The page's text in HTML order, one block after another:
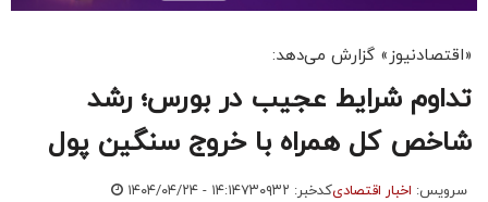
«اقتصادنیوز» گزارش می‌دهد:
تداوم شرایط عجیب در بورس؛ رشد
شاخص کل همراه با خروج سنگین پول
سرویس: اخبار اقتصادیکدخبر: ۷۳۰۹۳۲ ۱۴۰۴/۰۴/۲۴ - ۱۴:۱۴